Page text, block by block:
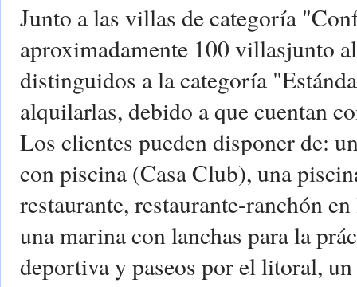
Junto a las villas de categoría
aproximadamente 100 villasjunto
distinguidos a la categoría
alquilarlas, debido a que cuentan
Los clientes pueden disponer de:
con piscina (Casa Club), una
restaurante, restaurante-ranchón
una marina con lanchas para la
deportiva y paseos por el litoral,